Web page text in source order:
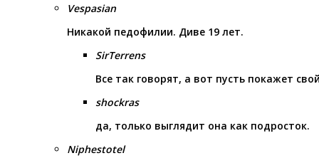
Vespasian
Никакой педофилии. Диве 19 лет.
SirTerrens
Все так говорят, а вот пусть покажет
shockras
да, только выглядит она как подросток.
Niphestotel